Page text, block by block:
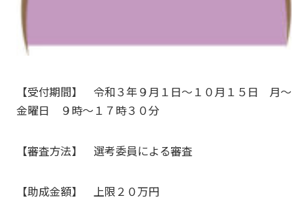
【受付期間】 令和３年９月１日～１０月１５日 月～
金曜日 ９時～１７時３０分
【審査方法】 選考委員による審査
【助成金額】 上限２０万円